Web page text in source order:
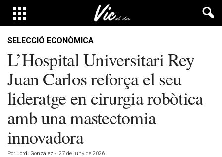
SELECCIÓ ECONÒMICA
L’Hospital Universitari Rey
Juan Carlos reforça el seu
lideratge en cirurgia robòtica
amb una mastectomia
innovadora
Por Jordi González - 27 de juny de 2026